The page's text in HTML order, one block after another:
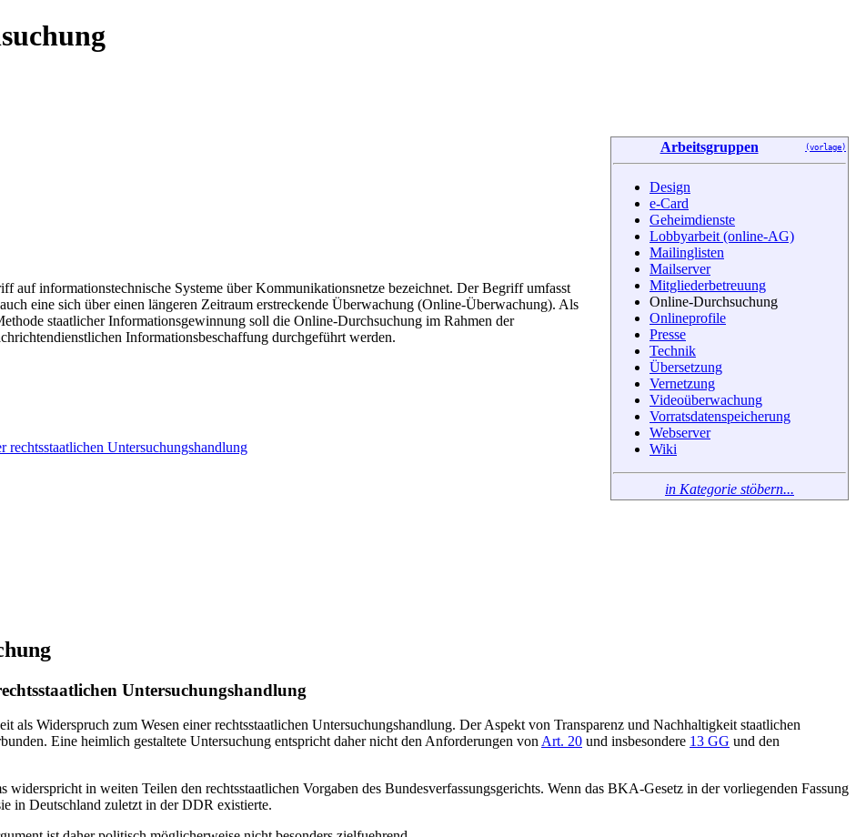
(vorlage)
Arbeitsgruppen
Design
e-Card
Geheimdienste
Lobbyarbeit (online-AG)
Mailinglisten
Mailserver
Mitgliederbetreuung
Online-Durchsuchung
Onlineprofile
Presse
Technik
Übersetzung
Vernetzung
Videoüberwachung
Vorratsdatenspeicherung
Webserver
Wiki
in Kategorie stöbern...
auf informationstechnische Systeme über Kommunikationsnetze bezeichnet. Der Begriff umfasst
eine sich über einen längeren Zeitraum erstreckende Überwachung (Online-Überwachung). Als
staatlicher Informationsgewinnung soll die Online-Durchsuchung im Rahmen der
Informationsbeschaffung durchgeführt werden.
Untersuchungshandlung
Untersuchungshandlung
als Widerspruch zum Wesen einer rechtsstaatlichen Untersuchungshandlung. Der Aspekt von Transparenz und Nachhaltigkeit staatlichen
Eine heimlich gestaltete Untersuchung entspricht daher nicht den Anforderungen von Art. 20 und insbesondere 13 GG und den
in weiten Teilen den rechtsstaatlichen Vorgaben des Bundesverfassungsgerichts. Wenn das BKA-Gesetz in der vorliegenden Fassung
in Deutschland zuletzt in der DDR existierte.